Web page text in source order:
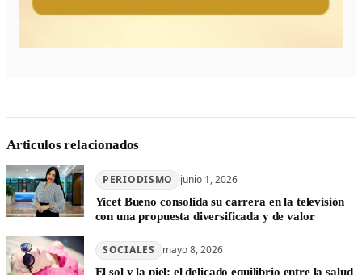
Articulos relacionados
PERIODISMO junio 1, 2026
Yicet Bueno consolida su carrera en la televisión
con una propuesta diversificada y de valor
SOCIALES mayo 8, 2026
El sol y la piel: el delicado equilibrio entre la salud